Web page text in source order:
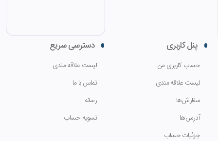
پنل کاربری
حساب کاربری من
لیست علاقه مندی
سفارش‌ها
آدرس‌ها
جزئیات حساب
دسترسی سریع
لیست علاقه مندی
تماس با ما
رسانه
تسویه حساب